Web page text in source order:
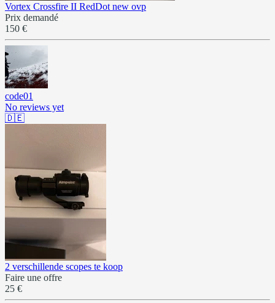
Vortex Crossfire II RedDot new ovp
Prix demandé
150 €
code01
No reviews yet
🇩🇪
2 verschillende scopes te koop
Faire une offre
25 €